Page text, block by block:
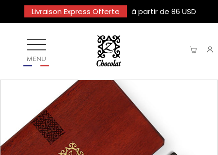
Livraison Express Offerte à partir de 86 USD
MENU